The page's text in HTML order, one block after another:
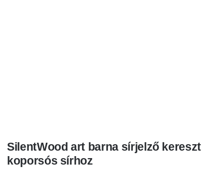
SilentWood art barna sírjelző kereszt
koporsós sírhoz